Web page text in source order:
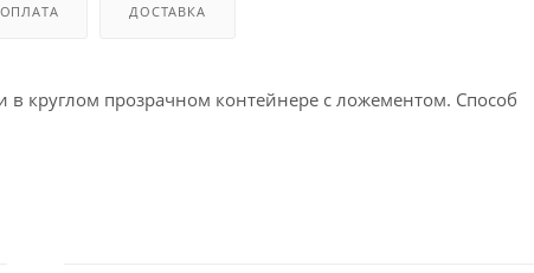
ОПЛАТА ДОСТАВКА
круглом прозрачном контейнере с ложементом. Способ